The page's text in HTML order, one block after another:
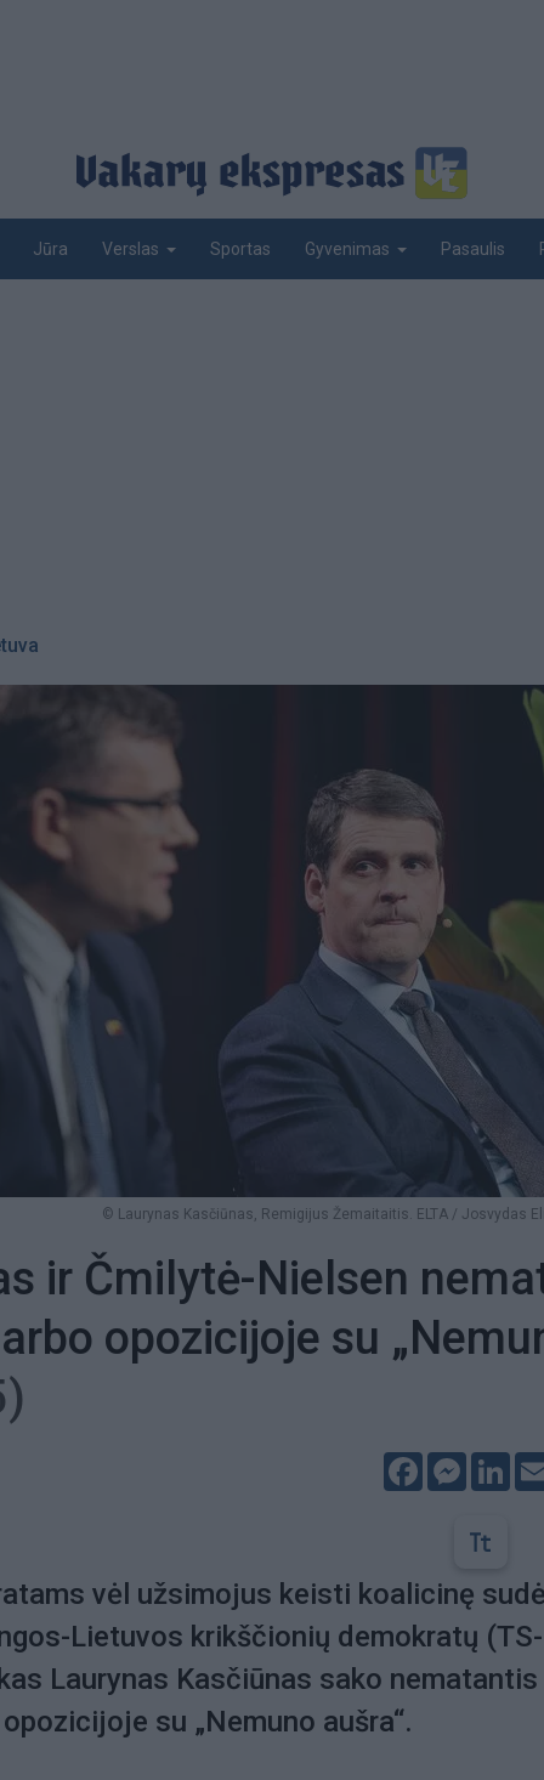
Jūra Verslas Sportas Gyvenimas Pasaulis
© Laurynas Kasčiūnas, Remigijus Žemaitaitis. ELTA / Josvydas
ir Čmilytė-Nielsen
opozicijoje su
Facebook
vėl užsimojus keisti koalicinę
Lietuvos krikščionių demokratų (TS-
Laurynas Kasčiūnas sako nematantis
su „Nemuno aušra“.